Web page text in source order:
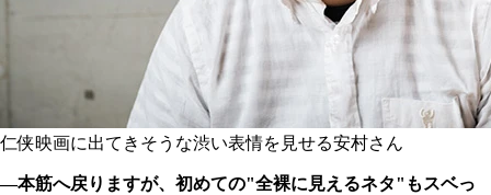
仁侠映画に出てきそうな渋い表情を見せる安村さん
―本筋へ戻りますが、初めての"全裸に見えるネタ"もスベっ